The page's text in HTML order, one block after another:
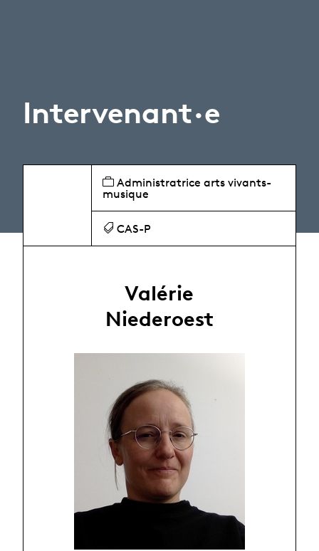
Intervenant·e
Administratrice arts vivants-
musique
CAS-P
Valérie
Niederoest